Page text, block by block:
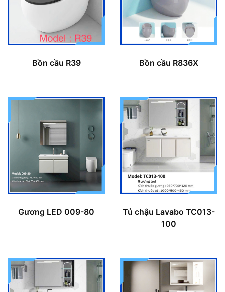
Bồn cầu R39 Bồn cầu R836X
Gương LED 009-80
Tủ chậu Lavabo TC013-
100